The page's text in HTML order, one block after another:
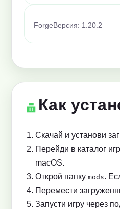
Forge Версия: 1.20.2
Как
Скачай и установи
Перейди в каталог
macOS.
Открой папку mods.
Перемести
Запусти игру через